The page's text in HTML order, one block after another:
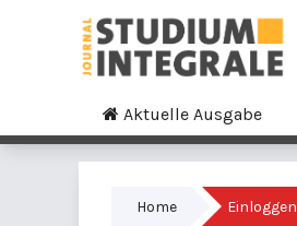
Aktuelle Ausgabe
Home Einloggen